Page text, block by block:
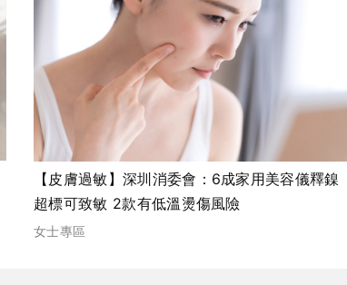
【皮膚過敏】深圳消委會：6成家用美容儀釋鎳
超標可致敏 2款有低溫燙傷風險
女士專區